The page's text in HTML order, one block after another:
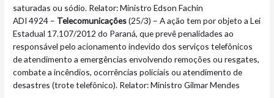
saturadas ou sódio. Relator: Ministro Edson Fachin
ADI 4924 – Telecomunicações(25/3) – A ação tem por objeto a Lei
Estadual 17.107/2012 do Paraná, que prevê penalidades ao
responsável pelo acionamento indevido dos serviços telefônicos
de atendimento a emergências envolvendo remoções ou resgates,
combate a incêndios, ocorrências policiais ou atendimento de
desastres (trote telefônico). Relator: Ministro Gilmar Mendes